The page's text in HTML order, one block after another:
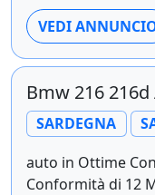
VEDI
Bmw 216
SARDEGNA
auto in Ottime
Conformità di 12